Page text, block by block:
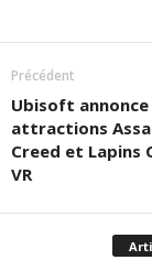
Précédent
Ubisoft annonce
attractions
Creed et Lapins
VR